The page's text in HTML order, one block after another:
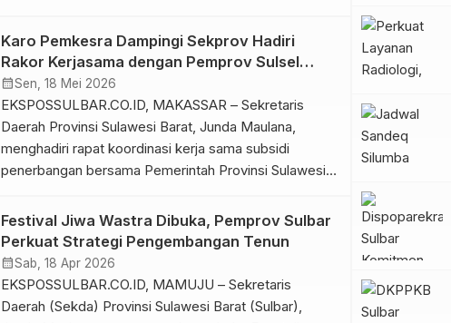
PJR) Direktorat Lalu Lintas (Ditlantas) Polda Sulbar,
Selasa, 19 Mei 2026. Bangunan tersebut dibangun
dekat jalan trans Sulawesi, tepatnya di Lingkungan
Lengke, Kelurahan Bebanga, Kecamatan Kalukku,
Kabupaten […]
Karo Pemkesra Dampingi Sekprov Hadiri
Rakor Kerjasama dengan Pemprov Sulsel
pada Sektor Penerbangan
calendar_monthSen, 18 Mei 2026
EKSPOSSULBAR.CO.ID, MAKASSAR – Sekretaris
Daerah Provinsi Sulawesi Barat, Junda Maulana,
menghadiri rapat koordinasi kerja sama subsidi
penerbangan bersama Pemerintah Provinsi Sulawesi
Provinsi Sulsel, Senin (18/5/2026). Dalam kegiatan
tersebut, Sekda Sulbar didampingi Kepala Biro
Pemerintahan dan Kesejahteraan Rakyat (Pemkesra)
Setda Provinsi Sulbar, Murdanil, serta Kepala Badan
Pengelola Keuangan Daerah […]
Festival Jiwa Wastra Dibuka, Pemprov Sulbar
Perkuat Strategi Pengembangan Tenun
calendar_monthSab, 18 Apr 2026
EKSPOSSULBAR.CO.ID, MAMUJU – Sekretaris
Daerah (Sekda) Provinsi Sulawesi Barat (Sulbar),